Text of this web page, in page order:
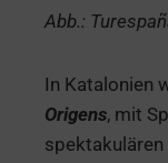
Abb.:
In Katalonien
Origens, mit